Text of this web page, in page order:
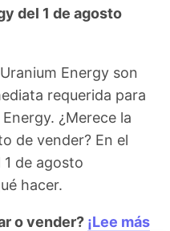
del 1 de agosto
Energy son
requerida para
¿Merece la
de vender? En el
de agosto
hacer.
o vender? ¡Lee más